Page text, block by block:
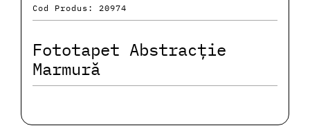
Cod Produs: 20974
Fototapet Abstracție
Marmură